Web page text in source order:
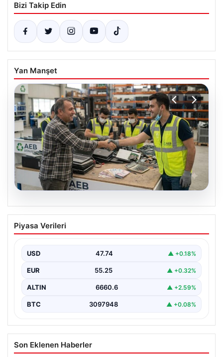
Bizi Takip Edin
Yan Manşet
08.08.2026
Profesyonel Atık Dönüşümü ve Geri
Hizmetleri
envanterlerini belirli periyotlarla güncellemektedir.
Yapılan yenileme süreçlerinde boşta…
Piyasa Verileri
USD 47.74 ▲ +0.18%
EUR 55.25 ▲ +0.32%
ALTIN 6660.6 ▲ +2.59%
BTC 3097948 ▲ +0.08%
Son Eklenen Haberler